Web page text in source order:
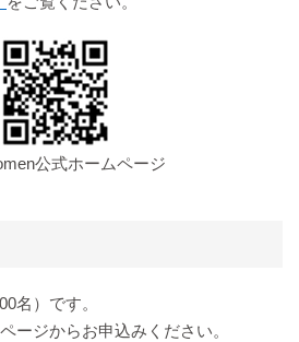
公式ホームページ
名）です。
ージからお申込みください。